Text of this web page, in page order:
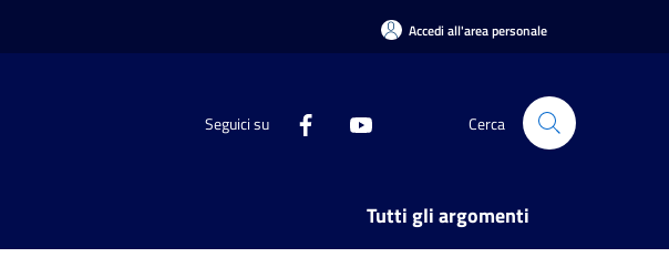
Accedi all'area personale
Seguici su Cerca
Tutti gli argomenti